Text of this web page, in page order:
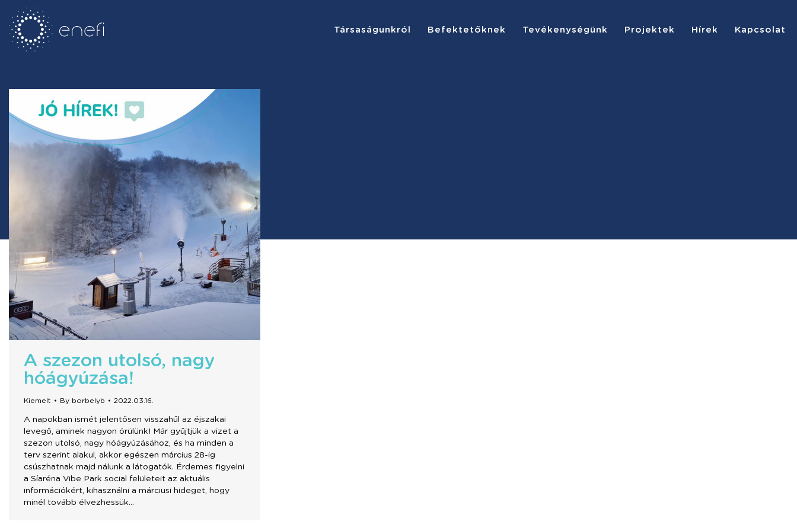
Társaságunkról Befektetőknek Tevékenységünk Projektek Hírek Kapcsolat
A szezon utolsó, nagy
hóágyúzása!
Kiemelt By borbelyb 2022.03.16.
A napokban ismét jelentősen visszahűl az éjszakai
levegő, aminek nagyon örülünk! Már gyűjtjük a vizet a
szezon utolsó, nagy hóágyúzásához, és ha minden a
terv szerint alakul, akkor egészen március 28-ig
csúszhatnak majd nálunk a látogatók. Érdemes figyelni
a Síaréna Vibe Park social felületeit az aktuális
információkért, kihasználni a márciusi hideget, hogy
minél tovább élvezhessük…